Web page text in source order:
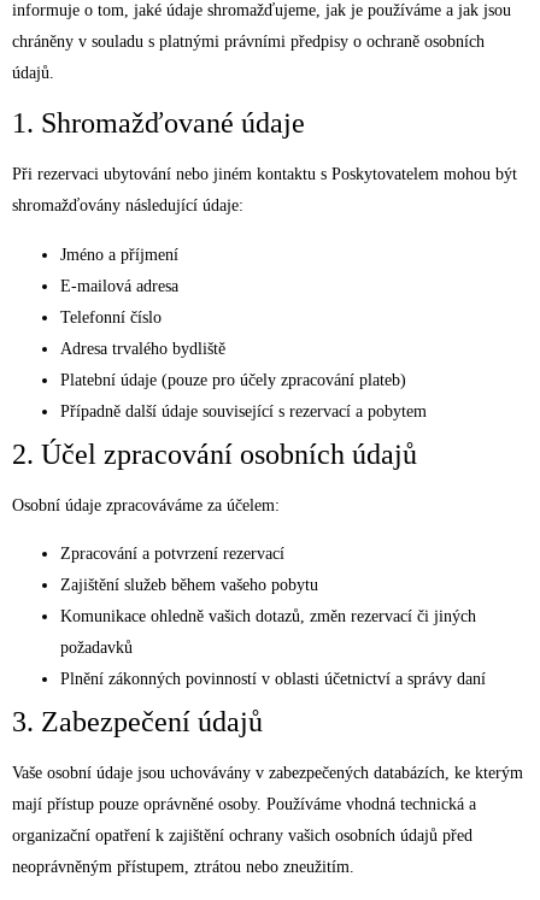
informuje o tom, jaké údaje shromažďujeme, jak je používáme a jak jsou
chráněny v souladu s platnými právními předpisy o ochraně osobních
údajů.
1. Shromažďované údaje
Při rezervaci ubytování nebo jiném kontaktu s Poskytovatelem mohou být
shromažďovány následující údaje:
Jméno a příjmení
E-mailová adresa
Telefonní číslo
Adresa trvalého bydliště
Platební údaje (pouze pro účely zpracování plateb)
Případně další údaje související s rezervací a pobytem
2. Účel zpracování osobních údajů
Osobní údaje zpracováváme za účelem:
Zpracování a potvrzení rezervací
Zajištění služeb během vašeho pobytu
Komunikace ohledně vašich dotazů, změn rezervací či jiných
požadavků
Plnění zákonných povinností v oblasti účetnictví a správy daní
3. Zabezpečení údajů
Vaše osobní údaje jsou uchovávány v zabezpečených databázích, ke kterým
mají přístup pouze oprávněné osoby. Používáme vhodná technická a
organizační opatření k zajištění ochrany vašich osobních údajů před
neoprávněným přístupem, ztrátou nebo zneužitím.